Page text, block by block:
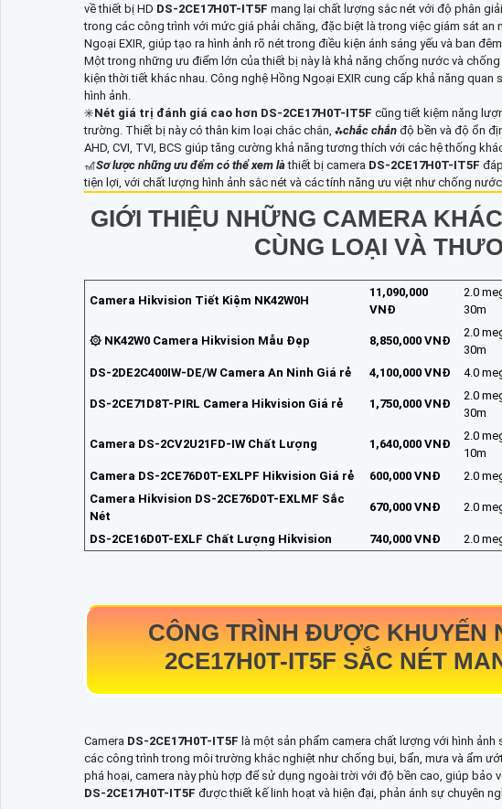
về thiết bị HD DS-2CE17H0T-IT5F mang lại chất lượng sắc nét với độ phân
trong các công trình với mức giá phải chăng, đặc biệt là trong việc giám sát
Ngoại EXIR, giúp tạo ra hình ảnh rõ nét trong điều kiện ánh sáng yếu và ban đêm.
Một trong những ưu điểm lớn của thiết bị này là khả năng chống nước và
kiện thời tiết khác nhau. Công nghệ Hồng Ngoại EXIR cung cấp khả năng quan
hình ảnh.
✳️Nét giá trị đánh giá cao hơn DS-2CE17H0T-IT5F cũng tiết kiệm năng
trường. Thiết bị này có thân kim loại chắc chắn, ⁂chắc chắn độ bền và độ ổn
AHD, CVI, TVI, BCS giúp tăng cường khả năng tương thích với các hệ thống
🎢Sơ lược những ưu đểm có thể xem làthiết bị camera DS-2CE17H0T-IT5F
tiện lợi, với chất lượng hình ảnh sắc nét và các tính năng ưu việt như chống
GIỚI THIỆU NHỮNG CAMERA
CÙNG LOẠI VÀ
Camera Hikvision Tiết Kiệm NK42W0H
11,090,000
VNĐ
2.0
30m
۞ NK42W0 Camera Hikvision Mẫu Đẹp 8,850,000 VNĐ
2.0
30m
DS-2DE2C400IW-DE/W Camera An Ninh Giá rẻ
4,100,000 VNĐ 4.0
DS-2CE71D8T-PIRL Camera Hikvision Giá rẻ 1,750,000 VNĐ
2.0
30m
Camera DS-2CV2U21FD-IW Chất Lượng 1,640,000 VNĐ
2.0
10m
Camera DS-2CE76D0T-EXLPF Hikvision Giá rẻ
600,000 VNĐ
2.0
Camera Hikvision DS-2CE76D0T-EXLMF Sắc
Nét
670,000 VNĐ 2.0
DS-2CE16D0T-EXLF Chất Lượng Hikvision 740,000 VNĐ 2.0
CÔNG TRÌNH ĐƯỢC KHUYẾN
2CE17H0T-IT5F SẮC NÉT
Camera DS-2CE17H0T-IT5F là một sản phẩm camera chất lượng với hình
các công trình trong môi trường khắc nghiệt như chống bụi, bẩn, mưa và ẩm
phá hoại, camera này phù hợp để sử dụng ngoài trời với độ bền cao, giúp bảo
DS-2CE17H0T-IT5F được thiết kế linh hoạt và hiện đại, phản ánh sự chuyên